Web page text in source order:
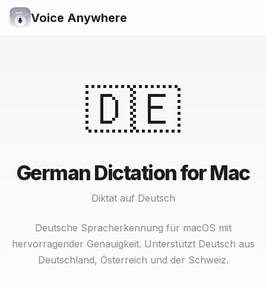
Voice Anywhere
🇩🇪
German Dictation for Mac
Diktat auf Deutsch
Deutsche Spracherkennung für macOS mit
hervorragender Genauigkeit. Unterstützt Deutsch aus
Deutschland, Österreich und der Schweiz.